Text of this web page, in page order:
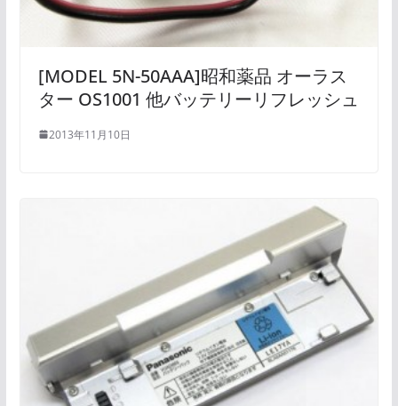
[MODEL 5N-50AAA]昭和薬品 オーラス
ター OS1001 他バッテリーリフレッシュ
2013年11月10日